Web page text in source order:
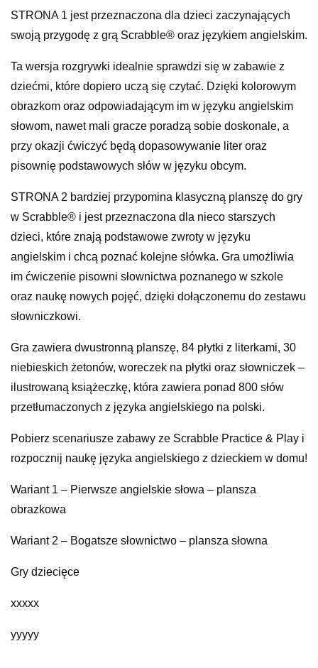
STRONA 1 jest przeznaczona dla dzieci zaczynających
swoją przygodę z grą Scrabble® oraz językiem angielskim.
Ta wersja rozgrywki idealnie sprawdzi się w zabawie z
dziećmi, które dopiero uczą się czytać. Dzięki kolorowym
obrazkom oraz odpowiadającym im w języku angielskim
słowom, nawet mali gracze poradzą sobie doskonale, a
przy okazji ćwiczyć będą dopasowywanie liter oraz
pisownię podstawowych słów w języku obcym.
STRONA 2 bardziej przypomina klasyczną planszę do gry
w Scrabble® i jest przeznaczona dla nieco starszych
dzieci, które znają podstawowe zwroty w języku
angielskim i chcą poznać kolejne słówka. Gra umożliwia
im ćwiczenie pisowni słownictwa poznanego w szkole
oraz naukę nowych pojęć, dzięki dołączonemu do zestawu
słowniczkowi.
Gra zawiera dwustronną planszę, 84 płytki z literkami, 30
niebieskich żetonów, woreczek na płytki oraz słowniczek –
ilustrowaną książeczkę, która zawiera ponad 800 słów
przetłumaczonych z języka angielskiego na polski.
Pobierz scenariusze zabawy ze Scrabble Practice & Play i
rozpocznij naukę języka angielskiego z dzieckiem w domu!
Wariant 1 – Pierwsze angielskie słowa – plansza
obrazkowa
Wariant 2 – Bogatsze słownictwo – plansza słowna
Gry dziecięce
xxxxx
yyyyy